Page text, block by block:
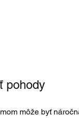
pohody
môže byť